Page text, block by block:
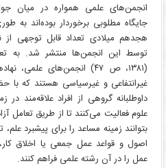
انجمن‌های علمی همواره در میان
جایگاه مطلوبی برخوردار بوده‌اند به
هجدهم میلادی تعداد قابل توجهی از
توسط این انجمن‌ها منتشر شد. به
(۱۳۸۱، ص ۴۷) انجمن‌های علمی،
غیرانتفاعی و غیرسیاسی هستند که با
داوطلبانه گروهی از افراد علاقه‌مند در
علوم فعالیت می‌کنند تا از طریق تعامل
بتوانند زمینه مساعد را برای پیشبرد
اصول و قواعد عمل جمعی یا اخلاق
عمل را در آن رشته علمی فراهم کنند.